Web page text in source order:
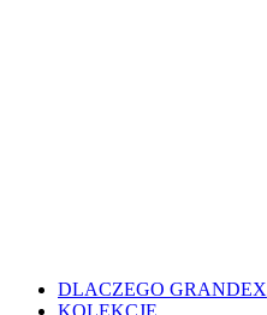
DLACZEGO GRANDEX
KOLEKCJE